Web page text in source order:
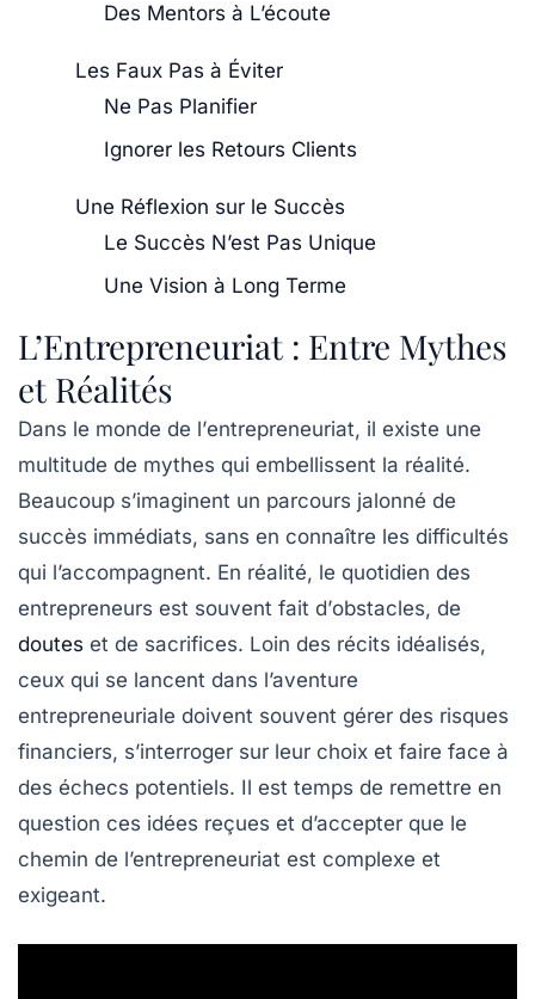
Des Mentors à L’écoute
Les Faux Pas à Éviter
Ne Pas Planifier
Ignorer les Retours Clients
Une Réflexion sur le Succès
Le Succès N’est Pas Unique
Une Vision à Long Terme
L’Entrepreneuriat : Entre Mythes
et Réalités
Dans le monde de l’entrepreneuriat, il existe une
multitude de mythes qui embellissent la réalité.
Beaucoup s’imaginent un parcours jalonné de
succès immédiats, sans en connaître les difficultés
qui l’accompagnent. En réalité, le quotidien des
entrepreneurs est souvent fait d’obstacles, de
doutes et de sacrifices. Loin des récits idéalisés,
ceux qui se lancent dans l’aventure
entrepreneuriale doivent souvent gérer des risques
financiers, s’interroger sur leur choix et faire face à
des échecs potentiels. Il est temps de remettre en
question ces idées reçues et d’accepter que le
chemin de l’entrepreneuriat est complexe et
exigeant.